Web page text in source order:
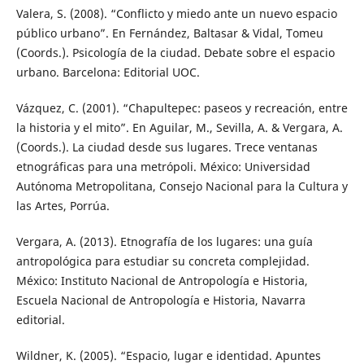
Valera, S. (2008). “Conflicto y miedo ante un nuevo espacio
público urbano”. En Fernández, Baltasar & Vidal, Tomeu
(Coords.). Psicología de la ciudad. Debate sobre el espacio
urbano. Barcelona: Editorial UOC.
Vázquez, C. (2001). “Chapultepec: paseos y recreación, entre
la historia y el mito”. En Aguilar, M., Sevilla, A. & Vergara, A.
(Coords.). La ciudad desde sus lugares. Trece ventanas
etnográficas para una metrópoli. México: Universidad
Autónoma Metropolitana, Consejo Nacional para la Cultura y
las Artes, Porrúa.
Vergara, A. (2013). Etnografía de los lugares: una guía
antropológica para estudiar su concreta complejidad.
México: Instituto Nacional de Antropología e Historia,
Escuela Nacional de Antropología e Historia, Navarra
editorial.
Wildner, K. (2005). “Espacio, lugar e identidad. Apuntes